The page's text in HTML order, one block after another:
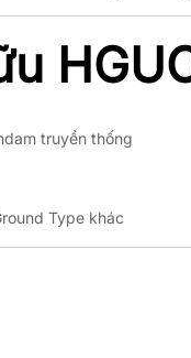
truyền thống
Type khác